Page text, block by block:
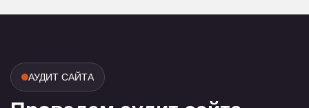
АУДИТ САЙТА